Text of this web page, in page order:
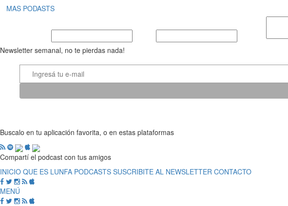
MAS PODASTS
Newsletter semanal, no te pierdas nada!
Buscalo en tu aplicación favorita, o en estas plataformas
Compartí el podcast con tus amigos
INICIO QUE ES LUNFA PODCASTS SUSCRIBITE AL NEWSLETTER CONTACTO
MENÚ